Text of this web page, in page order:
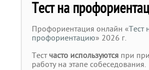
Тест на
Профориентация онлайн «Тест
профориентацию» 2026 г.
Тестчасто используются при
работу на этапе собеседования.